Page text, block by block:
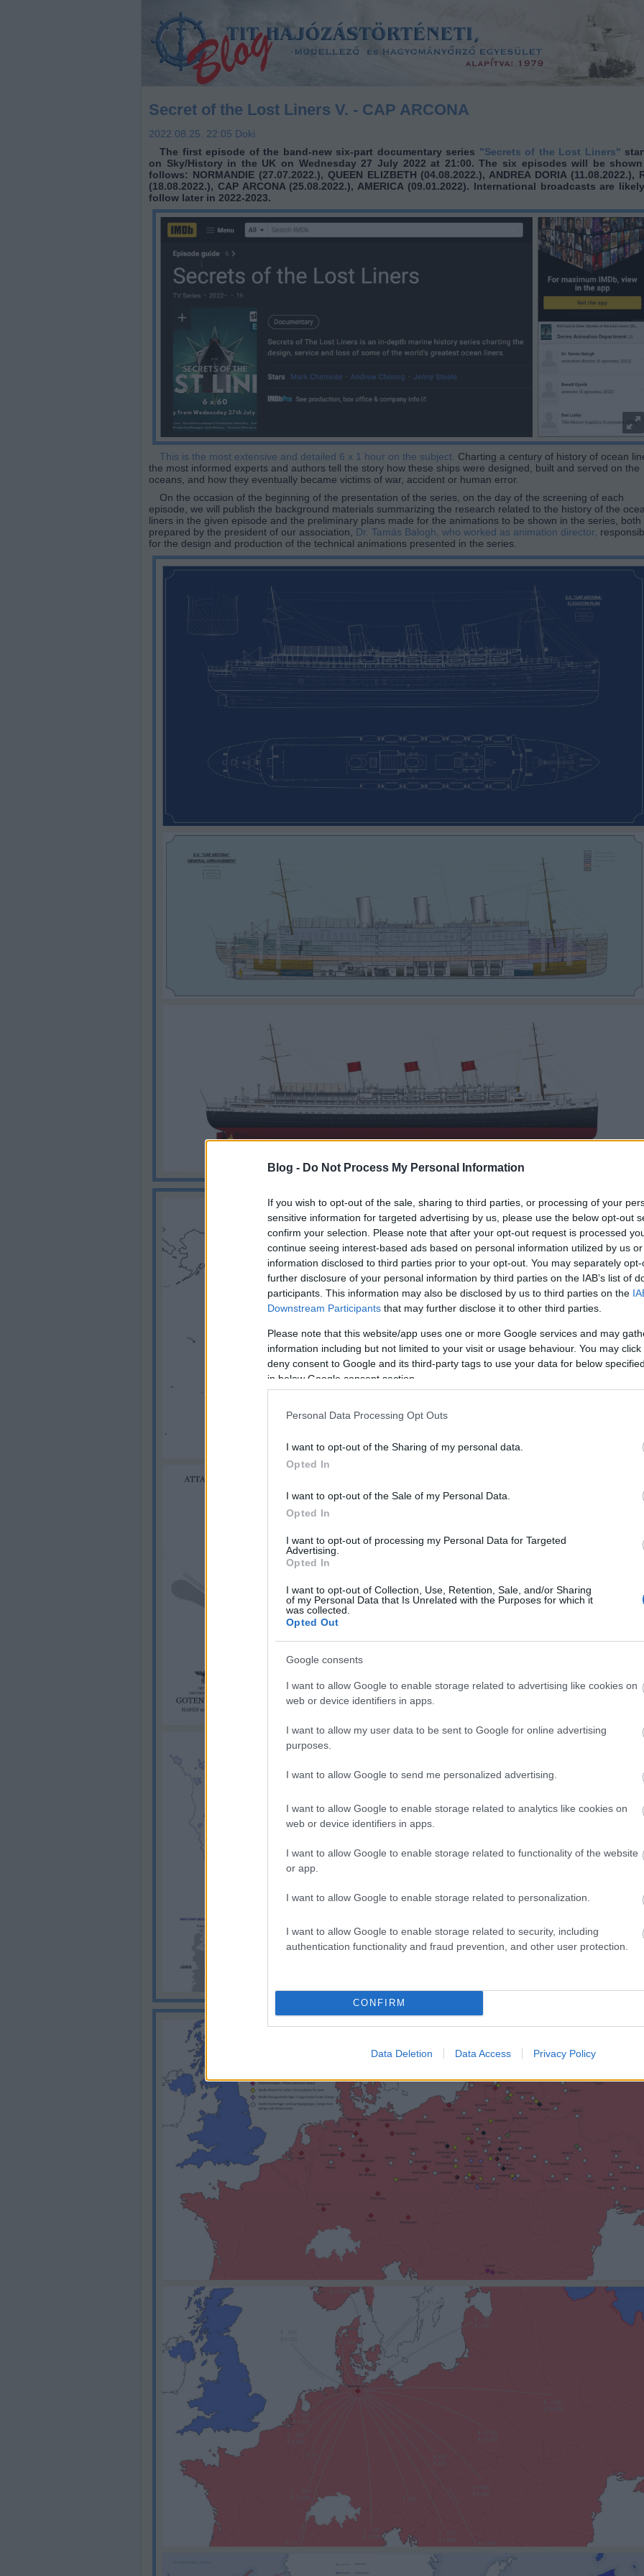
Blog - Do Not Process My Personal Information
If you wish to opt-out of the sale, sharing to third parties, or processing of your
sensitive information for targeted advertising by us, please use the below opt-out
confirm your selection. Please note that after your opt-out request is processed
continue seeing interest-based ads based on personal information utilized by us
information disclosed to third parties prior to your opt-out. You may separately
further disclosure of your personal information by third parties on the IAB’s list of
participants. This information may also be disclosed by us to third parties on the
Downstream Participants that may further disclose it to other third parties.
Please note that this website/app uses one or more Google services and may
information including but not limited to your visit or usage behaviour. You may
deny consent to Google and its third-party tags to use your data for below
in below Google consent section.
Personal Data Processing Opt Outs
I want to opt-out of the Sharing of my personal data.
Opted In
I want to opt-out of the Sale of my Personal Data.
Opted In
I want to opt-out of processing my Personal Data for Targeted
Advertising.
Opted In
I want to opt-out of Collection, Use, Retention, Sale, and/or Sharing
of my Personal Data that Is Unrelated with the Purposes for which it
was collected.
Opted Out
Google consents
I want to allow Google to enable storage related to advertising like cookies on
web or device identifiers in apps.
I want to allow my user data to be sent to Google for online advertising
purposes.
I want to allow Google to send me personalized advertising.
I want to allow Google to enable storage related to analytics like cookies on
web or device identifiers in apps.
I want to allow Google to enable storage related to functionality of the website
or app.
I want to allow Google to enable storage related to personalization.
I want to allow Google to enable storage related to security, including
authentication functionality and fraud prevention, and other user protection.
CONFIRM
Data Deletion Data Access Privacy Policy
Secret of the Lost Liners V. - CAP ARCONA
2022.08.25. 22:05 Doki
The first episode of the band-new six-part documentary series "Secrets of the Lost Liners"
on Sky/History in the UK on Wednesday 27 July 2022 at 21:00. The six episodes will be
follows: NORMANDIE (27.07.2022.), QUEEN ELIZBETH (04.08.2022.), ANDREA DORIA (11.08.2022.),
(18.08.2022.), CAP ARCONA (25.08.2022.), AMERICA (09.01.2022). International broadcasts are
follow later in 2022-2023.
This is the most extensive and detailed 6 x 1 hour on the subject. Charting a century of history of ocean
the most informed experts and authors tell the story how these ships were designed, built and served on the
oceans, and how they eventually became victims of war, accident or human error.
On the occasion of the beginning of the presentation of the series, on the day of the screening of each
episode, we will publish the background materials summarizing the research related to the history of the
liners in the given episode and the preliminary plans made for the animations to be shown in the series, both
prepared by the president of our association,
Dr. Tamás Balogh, who worked as animation director,
for the design and production of the technical animations presented in the series.